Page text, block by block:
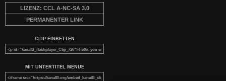
LIZENZ: CCL A-NC-SA 3.0
PERMANENTER LINK
CLIP EINBETTEN
MIT UNTERTITEL MENUE